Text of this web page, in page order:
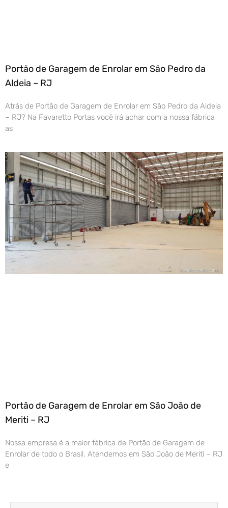
Portão de Garagem de Enrolar em São Pedro da
Aldeia – RJ
Atrás de Portão de Garagem de Enrolar em São Pedro da Aldeia
– RJ? Na Favaretto Portas você irá achar com a nossa fábrica
as
Portão de Garagem de Enrolar em São João de
Meriti – RJ
Nossa empresa é a maior fábrica de Portão de Garagem de
Enrolar de todo o Brasil. Atendemos em São João de Meriti – RJ
e